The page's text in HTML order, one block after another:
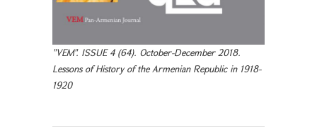
"VEM". ISSUE 4 (64). October-December 2018.
Lessons of History of the Armenian Republic in 1918-
1920